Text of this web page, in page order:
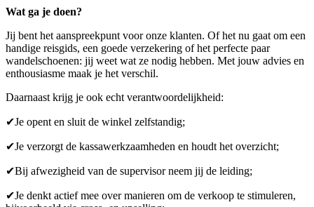
Wat ga je doen?
Jij bent het aanspreekpunt voor onze klanten. Of het nu gaat om een
handige reisgids, een goede verzekering of het perfecte paar
wandelschoenen: jij weet wat ze nodig hebben. Met jouw advies en
enthousiasme maak je het verschil.
Daarnaast krijg je ook echt verantwoordelijkheid:
✔Je opent en sluit de winkel zelfstandig;
✔Je verzorgt de kassawerkzaamheden en houdt het overzicht;
✔Bij afwezigheid van de supervisor neem jij de leiding;
✔Je denkt actief mee over manieren om de verkoop te stimuleren,